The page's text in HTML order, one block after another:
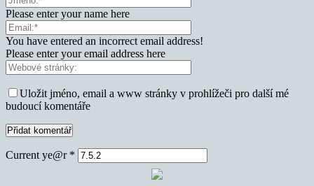
Please enter your name here
You have entered an incorrect email address!
Please enter your email address here
Uložit jméno, email a www stránky v prohlížeči pro další mé
budoucí komentáře
Current ye@r *